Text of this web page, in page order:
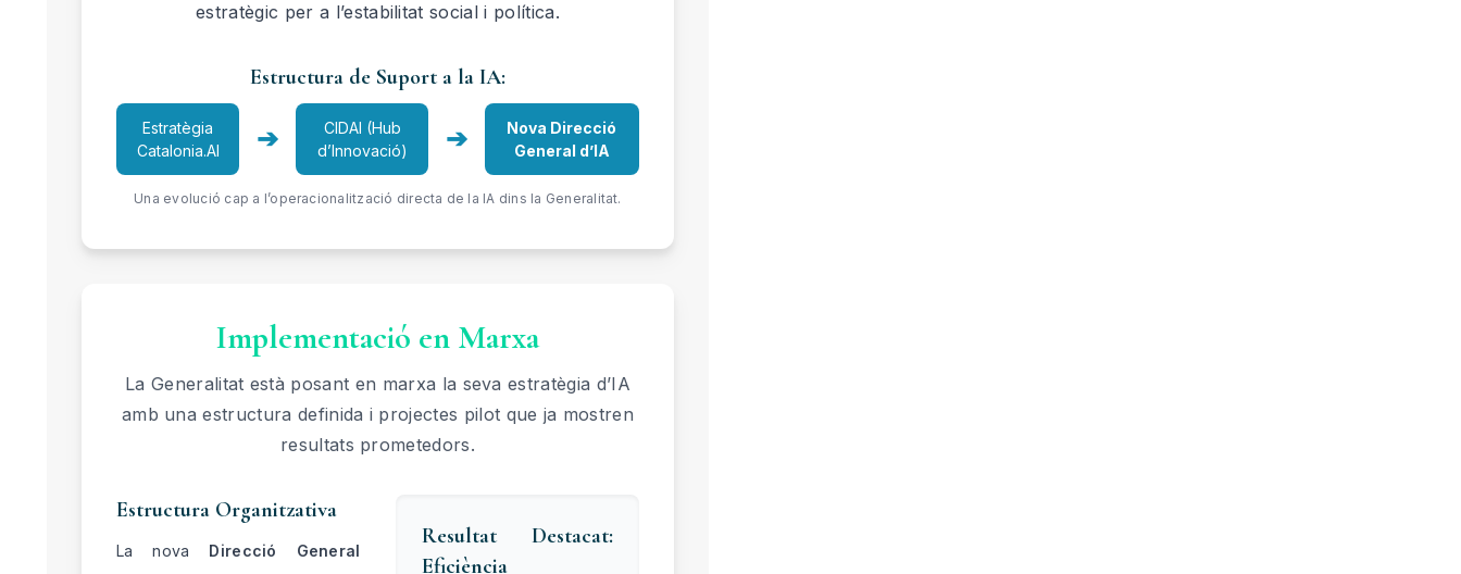
estratègic per a l’estabilitat social i política.
Estructura de Suport a la IA:
Estratègia
Catalonia.AI
➔
CIDAI (Hub
d’Innovació)
➔
Nova Direcció
General d’IA
Una evolució cap a l’operacionalització directa de la IA dins la Generalitat.
Implementació en Marxa
La Generalitat està posant en marxa la seva estratègia d’IA
amb una estructura definida i projectes pilot que ja mostren
resultats prometedors.
Estructura Organitzativa
La nova Direcció General
Resultat Destacat:
Eficiència